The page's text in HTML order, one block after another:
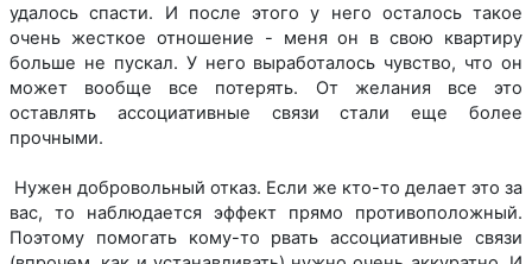
удалось спасти. И после этого у него осталось такое
очень жесткое отношение - меня он в свою квартиру
больше не пускал. У него выработалось чувство, что он
может вообще все потерять. От желания все это
оставлять ассоциативные связи стали еще более
прочными.
Нужен добровольный отказ. Если же кто-то делает это за
вас, то наблюдается эффект прямо противоположный.
Поэтому помогать кому-то рвать ассоциативные связи